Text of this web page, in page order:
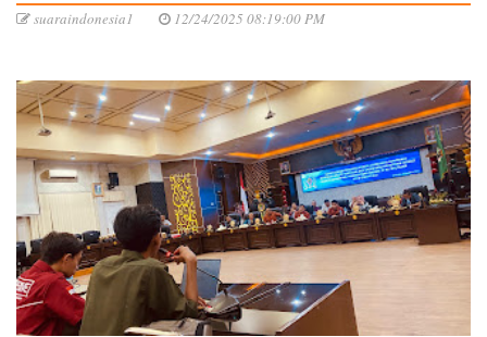
suaraindonesia1 12/24/2025 08:19:00 PM